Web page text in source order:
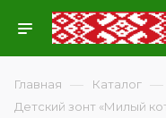
Главная — Каталог —
Детский зонт «Милый